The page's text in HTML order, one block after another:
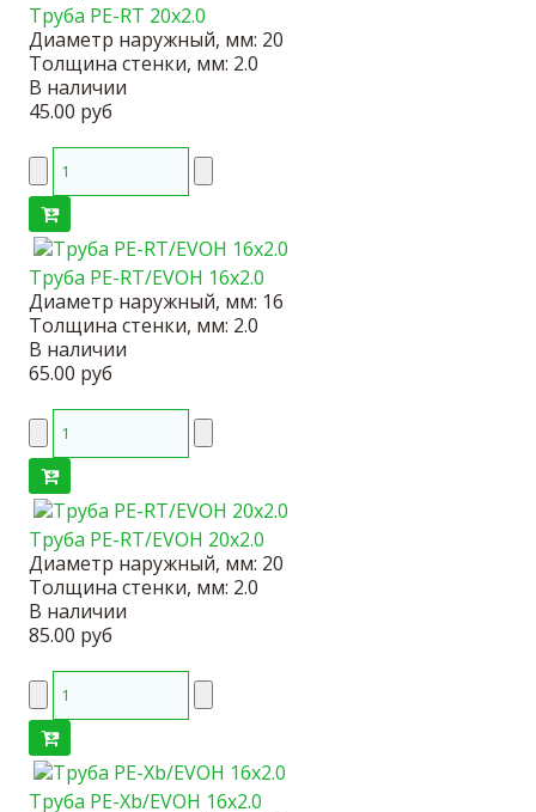
Труба PE-RT 20x2.0
Диаметр наружный, мм: 20
Толщина стенки, мм: 2.0
В наличии
45.00 руб
Труба PE-RT/EVOH 16x2.0
Диаметр наружный, мм: 16
Толщина стенки, мм: 2.0
В наличии
65.00 руб
Труба PE-RT/EVOH 20x2.0
Диаметр наружный, мм: 20
Толщина стенки, мм: 2.0
В наличии
85.00 руб
Труба PE-Xb/EVOH 16x2.0